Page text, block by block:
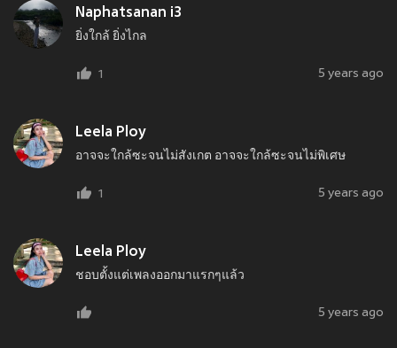
Naphatsanan i3
ยิ่งใกล้ ยิ่งไกล
1 5 years ago
Leela Ploy
อาจจะใกล้ซะจนไม่สังเกต อาจจะใกล้ซะจนไม่พิเศษ
1 5 years ago
Leela Ploy
ชอบตั้งแต่เพลงออกมาแรกๆแล้ว
5 years ago